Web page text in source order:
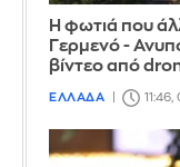
Η φωτιά που
Γερμενό -
βίντεο από
ΕΛΛΑΔΑ